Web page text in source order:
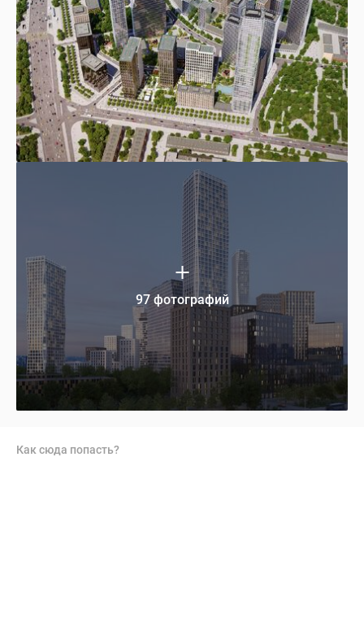
97 фотографий
Как сюда попасть?